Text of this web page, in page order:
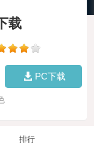
载
PC下载
排行